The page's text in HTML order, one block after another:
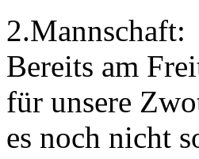
2.Mannschaft:
Bereits am
für unsere
es noch nicht